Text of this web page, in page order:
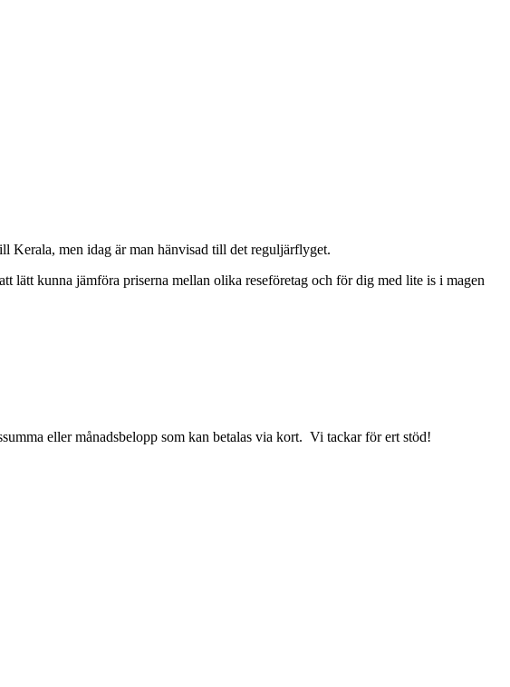
Kerala, men idag är man hänvisad till det reguljärflyget.
lätt kunna jämföra priserna mellan olika reseföretag och för dig med lite is i magen
eller månadsbelopp som kan betalas via kort. Vi tackar för ert stöd!